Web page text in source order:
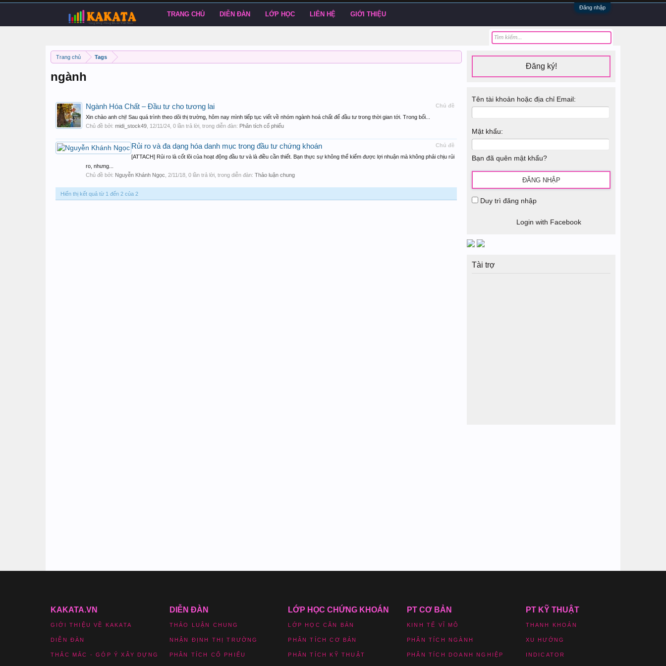
Đăng nhập
Trang chủ Tags
ngành
Chủ đề
Ngành Hóa Chất – Đầu tư cho tương lai
Xin chào anh chị! Sau quá trình theo dõi thị trường, hôm nay mình tiếp tục viết về nhóm ngành hoá chất để đầu tư trong thời gian tới. Trong bối...
Chủ đề bởi: midi_stock49 12/11/24 , 0 lần trả lời, trong diễn đàn: Phân tích cổ phiếu
Chủ đề
Rủi ro và đa dạng hóa danh mục trong đầu tư chứng khoán
[ATTACH] Rủi ro là cốt lõi của hoạt động đầu tư và là điều cần thiết. Bạn thực sự không thể kiếm được lợi nhuận mà không phải chịu rủi
ro, nhưng...
Chủ đề bởi: Nguyễn Khánh Ngọc 2/11/18 , 0 lần trả lời, trong diễn đàn: Thảo luận chung
Hiển thị kết quả từ 1 đến 2 của 2
Đăng ký!
Tên tài khoản hoặc địa chỉ Email:
Mật khẩu:
Bạn đã quên mật khẩu?
Duy trì đăng nhập
Login with Facebook
Tài trợ
TRANG CHỦ DIỄN ĐÀN LỚP HỌC LIÊN HỆ GIỚI THIỆU
KAKATA.VN
GIỚI THIỆU VỀ KAKATA
DIỄN ĐÀN
THẮC MẮC - GÓP Ý XÂY DỰNG
DIỄN ĐÀN
THẢO LUẬN CHUNG
NHẬN ĐỊNH THỊ TRƯỜNG
PHÂN TÍCH CỔ PHIẾU
LỚP HỌC CHỨNG KHOÁN
LỚP HỌC CĂN BẢN
PHÂN TÍCH CƠ BẢN
PHÂN TÍCH KỸ THUẬT
PT CƠ BẢN
KINH TẾ VĨ MÔ
PHÂN TÍCH NGÀNH
PHÂN TÍCH DOANH NGHIỆP
PT KỸ THUẬT
THANH KHOẢN
XU HƯỚNG
INDICATOR